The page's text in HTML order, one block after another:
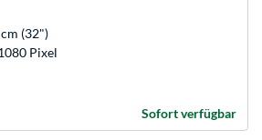
(32")
Pixel
Sofort verfügbar